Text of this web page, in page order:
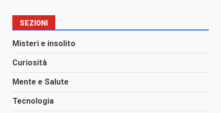
SEZIONI
Misteri e insolito
Curiosità
Mente e Salute
Tecnologia